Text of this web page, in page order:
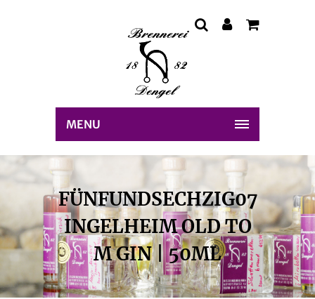
MENU
FÜNFUNDSECHZIG07
INGELHEIM OLD TO
M GIN | 50ML